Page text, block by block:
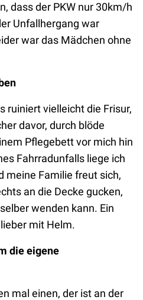
dass der PKW nur 30km/h
Unfallhergang war
war das Mädchen ohne
ruiniert vielleicht die Frisur,
davor, durch blöde
Pflegebett vor mich hin
Fahrradunfalls liege ich
meine Familie freut sich,
an die Decke gucken,
wenden kann. Ein
mit Helm.
die eigene
mal einen, der ist an der